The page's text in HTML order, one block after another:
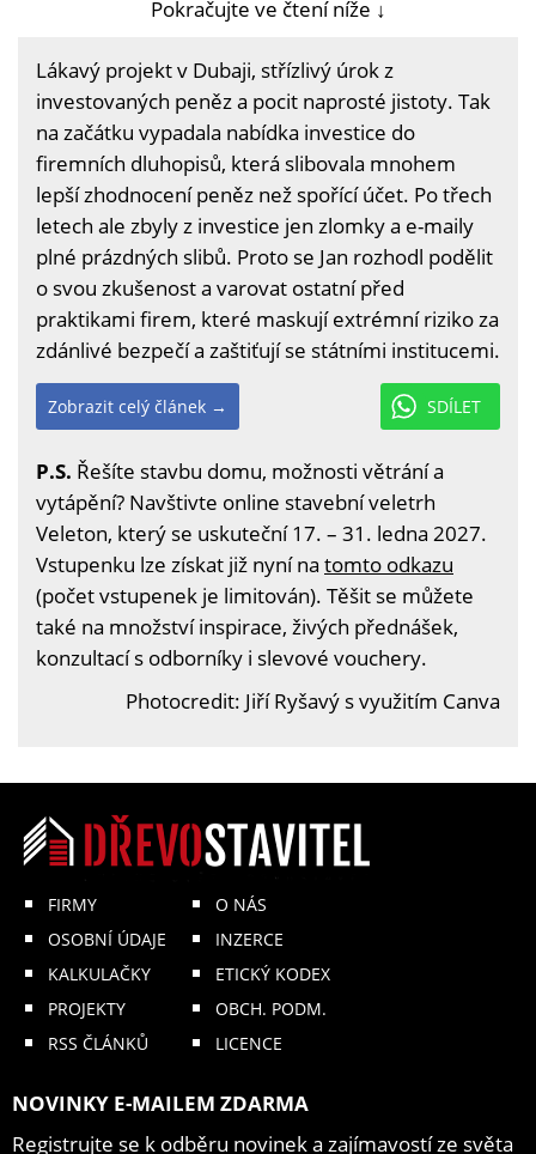
Pokračujte ve čtení níže ↓
Lákavý projekt v Dubaji, střízlivý úrok z
investovaných peněz a pocit naprosté jistoty. Tak
na začátku vypadala nabídka investice do
firemních dluhopisů, která slibovala mnohem
lepší zhodnocení peněz než spořící účet. Po třech
letech ale zbyly z investice jen zlomky a e-maily
plné prázdných slibů. Proto se Jan rozhodl podělit
o svou zkušenost a varovat ostatní před
praktikami firem, které maskují extrémní riziko za
zdánlivé bezpečí a zaštiťují se státními institucemi.
SDÍLET
Zobrazit celý článek →
P.S. Řešíte stavbu domu, možnosti větrání a
vytápění? Navštivte online stavební veletrh
Veleton, který se uskuteční 17. – 31. ledna 2027.
Vstupenku lze získat již nyní na tomto odkazu
(počet vstupenek je limitován). Těšit se můžete
také na množství inspirace, živých přednášek,
konzultací s odborníky i slevové vouchery.
Photocredit: Jiří Ryšavý s využitím Canva
FIRMY
OSOBNÍ ÚDAJE
KALKULAČKY
PROJEKTY
RSS ČLÁNKŮ
O NÁS
INZERCE
ETICKÝ KODEX
OBCH. PODM.
LICENCE
NOVINKY E-MAILEM ZDARMA
Registrujte se k odběru novinek a zajímavostí ze světa